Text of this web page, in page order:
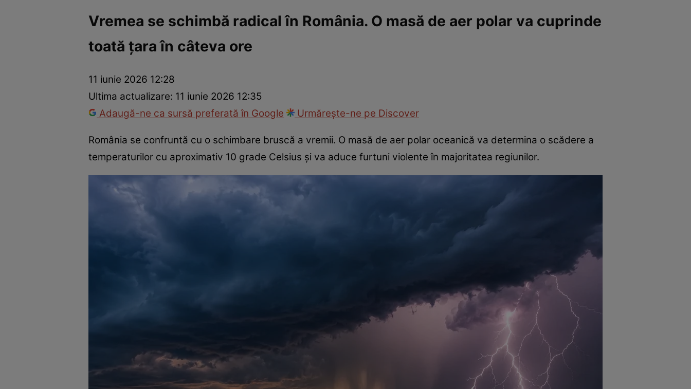
InternaționalFapt diversTehnologieNațional
Vremea se schimbă radical în România. O masă de aer polar va cuprinde
toată țara în câteva ore
11 iunie 2026 12:28
Ultima actualizare: 11 iunie 2026 12:35
Adaugă-ne ca sursă preferată în Google
Urmărește-ne pe Discover
România se confruntă cu o schimbare bruscă a vremii. O masă de aer polar oceanică va determina o scădere a
temperaturilor cu aproximativ 10 grade Celsius și va aduce furtuni violente în majoritatea regiunilor.